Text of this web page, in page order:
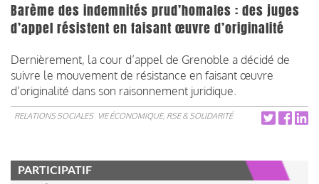
Barème des indemnités prud’homales : des juges
d’appel résistent en faisant œuvre d’originalité
Dernièrement, la cour d’appel de Grenoble a décidé de
suivre le mouvement de résistance en faisant œuvre
d’originalité dans son raisonnement juridique.
RELATIONS SOCIALES VIE ÉCONOMIQUE, RSE & SOLIDARITÉ
PARTICIPATIF